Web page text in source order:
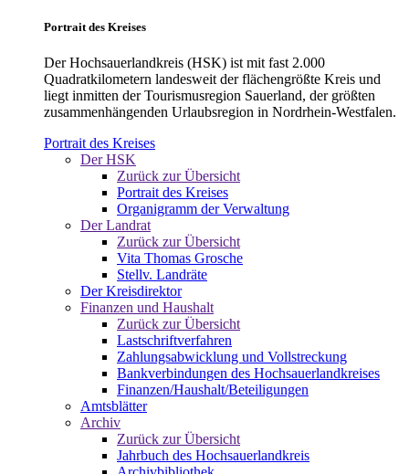
Portrait des Kreises
Der Hochsauerlandkreis (HSK) ist mit fast 2.000
Quadratkilometern landesweit der flächengrößte Kreis und
liegt inmitten der Tourismusregion Sauerland, der größten
zusammenhängenden Urlaubsregion in Nordrhein-Westfalen.
Portrait des Kreises
Der HSK
Zurück zur Übersicht
Portrait des Kreises
Organigramm der Verwaltung
Der Landrat
Zurück zur Übersicht
Vita Thomas Grosche
Stellv. Landräte
Der Kreisdirektor
Finanzen und Haushalt
Zurück zur Übersicht
Lastschriftverfahren
Zahlungsabwicklung und Vollstreckung
Bankverbindungen des Hochsauerlandkreises
Finanzen/Haushalt/Beteiligungen
Amtsblätter
Archiv
Zurück zur Übersicht
Jahrbuch des Hochsauerlandkreis